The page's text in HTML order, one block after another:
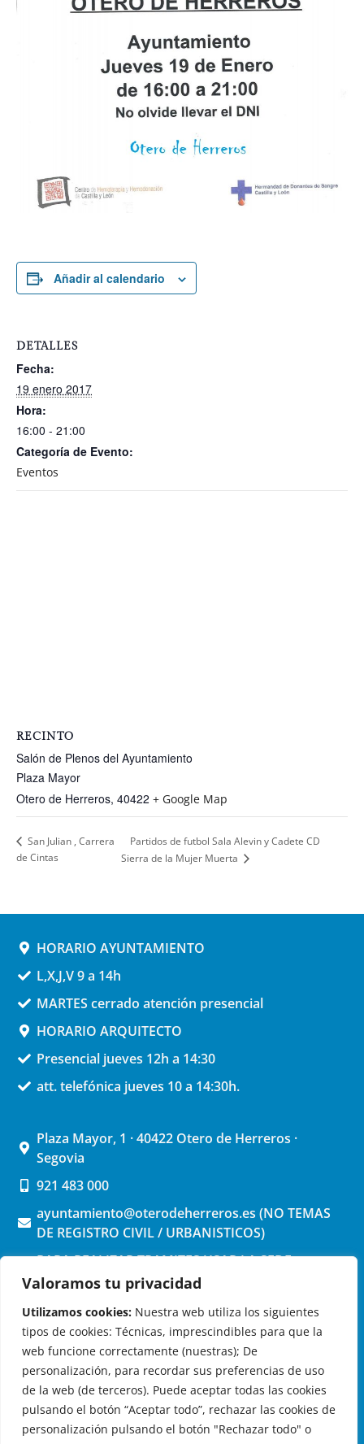
Valoramos tu privacidad
Utilizamos cookies: Nuestra web utiliza los siguientes
tipos de cookies: Técnicas, imprescindibles para que la
web funcione correctamente (nuestras); De
personalización, para recordar sus preferencias de uso
de la web (de terceros). Puede aceptar todas las cookies
pulsando el botón “Aceptar todo”, rechazar las cookies de
personalización pulsando el botón "Rechazar todo" o
Añadir al calendario
DETALLES
Fecha:
19 enero 2017
Hora:
16:00 - 21:00
Categoría de Evento:
Eventos
RECINTO
Salón de Plenos del Ayuntamiento
Plaza Mayor
Otero de Herreros, 40422 + Google Map
San Julian , Carrera
de Cintas
Partidos de futbol Sala Alevin y Cadete CD
Sierra de la Mujer Muerta
HORARIO AYUNTAMIENTO
L,X,J,V 9 a 14h
MARTES cerrado atención presencial
HORARIO ARQUITECTO
Presencial jueves 12h a 14:30
att. telefónica jueves 10 a 14:30h.
Plaza Mayor, 1 · 40422 Otero de Herreros ·
Segovia
921 483 000
ayuntamiento@oterodeherreros.es (NO TEMAS
DE REGISTRO CIVIL / URBANISTICOS)
PARA REALIZAR TRAMITES USAR LA SEDE
ELECTRONICA (pinchar aquí)
OTERO DE HERREROS EN LAS REDES